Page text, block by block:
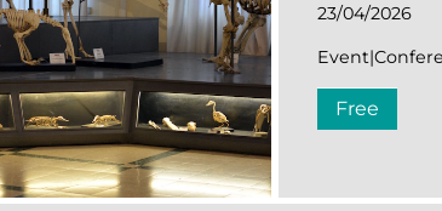
23/04/2026
Free